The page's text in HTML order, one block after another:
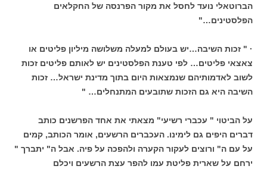
הברוטאלי נועד לחסל את מקור הפרנסה של החקלאים
הפלסטינים…"
· " זכות השיבה…יש בעולם למעלה משלושה מיליון פליטים או
צאצאי פליטים… לפי טענת הפלסטינים יש לאותם פליטים זכות
לשוב לאדמותיהם שנמצאות היום בתוך מדינת ישראל… זכות
השיבה היא גם הזכות שתובעים המתנחלים… "
על הביטוי " עכברי רשיעי" מצאתי את אחד הפרשנים כותב
דברים היפים גם לימינו. העכברים הרשעים, אומר הכותב, קמים
על עם ה" ורוצים לעקור הקערה ולהפכה על פיה. אבל ה" יתברך "
ירחם על שארית פליטת עמו להפר עצת הרשעים ויכלם